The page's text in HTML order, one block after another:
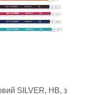
SILVER, НВ, з